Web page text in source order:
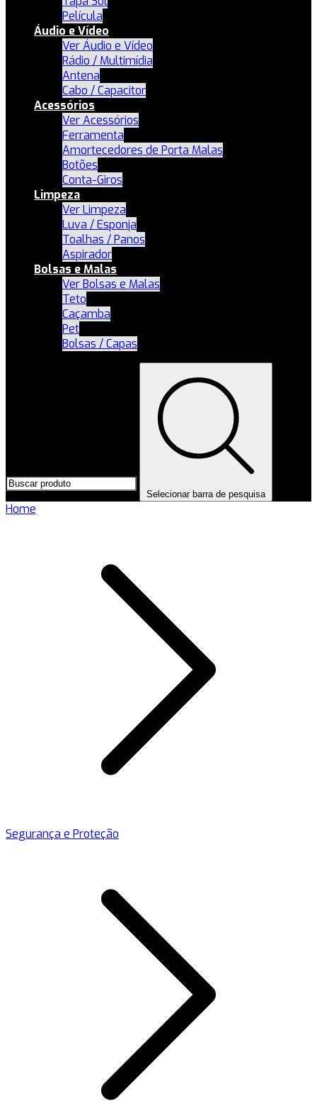
Película
Áudio e Vídeo
Ver Áudio e Vídeo
Rádio / Multimídia
Antena
Cabo / Capacitor
Acessórios
Ver Acessórios
Ferramenta
Amortecedores de Porta Malas
Botões
Conta-Giros
Limpeza
Ver Limpeza
Luva / Esponja
Toalhas / Panos
Aspirador
Bolsas e Malas
Ver Bolsas e Malas
Teto
Caçamba
Pet
Bolsas / Capas
Selecionar barra de pesquisa
Home
Segurança e Proteção